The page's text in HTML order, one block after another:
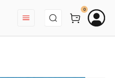
BEJELENTKEZÉS
0